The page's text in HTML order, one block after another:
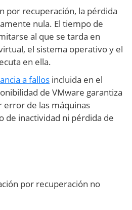
por recuperación, la pérdida
nula. El tiempo de
al que se tarda en
el sistema operativo y el
en ella.
a fallos incluida en el
de VMware garantiza
error de las máquinas
de inactividad ni pérdida de
por recuperación no